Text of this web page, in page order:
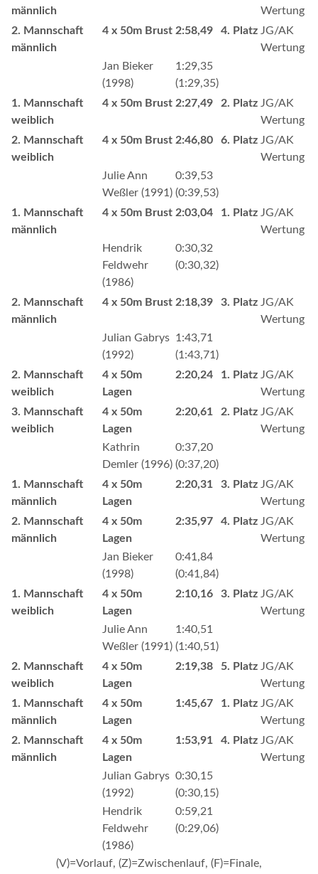
männlich
Wertung
2. Mannschaft
männlich
4 x 50m Brust 2:58,49 4. Platz JG/AK
Wertung
Jan Bieker
(1998)
1:29,35
(1:29,35)
1. Mannschaft
weiblich
4 x 50m Brust 2:27,49 2. Platz JG/AK
Wertung
2. Mannschaft
weiblich
4 x 50m Brust 2:46,80 6. Platz JG/AK
Wertung
Julie Ann
Weßler (1991)
0:39,53
(0:39,53)
1. Mannschaft
männlich
4 x 50m Brust 2:03,04 1. Platz JG/AK
Wertung
Hendrik
Feldwehr
(1986)
0:30,32
(0:30,32)
2. Mannschaft
männlich
4 x 50m Brust 2:18,39 3. Platz JG/AK
Wertung
Julian Gabrys
(1992)
1:43,71
(1:43,71)
2. Mannschaft
weiblich
4 x 50m
Lagen
2:20,24 1. Platz JG/AK
Wertung
3. Mannschaft
weiblich
4 x 50m
Lagen
2:20,61 2. Platz JG/AK
Wertung
Kathrin
Demler (1996)
0:37,20
(0:37,20)
1. Mannschaft
männlich
4 x 50m
Lagen
2:20,31 3. Platz JG/AK
Wertung
2. Mannschaft
männlich
4 x 50m
Lagen
2:35,97 4. Platz JG/AK
Wertung
Jan Bieker
(1998)
0:41,84
(0:41,84)
1. Mannschaft
weiblich
4 x 50m
Lagen
2:10,16 3. Platz JG/AK
Wertung
Julie Ann
Weßler (1991)
1:40,51
(1:40,51)
2. Mannschaft
weiblich
4 x 50m
Lagen
2:19,38 5. Platz JG/AK
Wertung
1. Mannschaft
männlich
4 x 50m
Lagen
1:45,67 1. Platz JG/AK
Wertung
2. Mannschaft
männlich
4 x 50m
Lagen
1:53,91 4. Platz JG/AK
Wertung
Julian Gabrys
(1992)
0:30,15
(0:30,15)
Hendrik
Feldwehr
(1986)
0:59,21
(0:29,06)
(V)=Vorlauf, (Z)=Zwischenlauf, (F)=Finale,